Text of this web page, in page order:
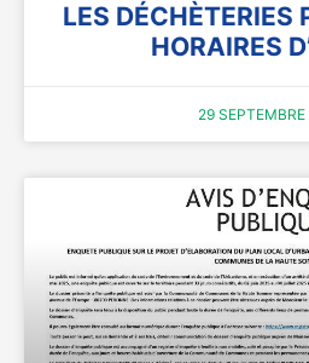
LES DÉCHÈTERIES
HORAIRES
29